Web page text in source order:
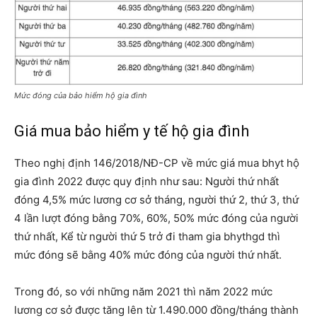
Mức đóng của bảo hiểm hộ gia đình
Giá mua bảo hiểm y tế hộ gia đình
Theo nghị định 146/2018/NĐ-CP về mức giá mua bhyt hộ
gia đình 2022 được quy định như sau: Người thứ nhất
đóng 4,5% mức lương cơ sở tháng, người thứ 2, thứ 3, thứ
4 lần lượt đóng bằng 70%, 60%, 50% mức đóng của người
thứ nhất, Kể từ người thứ 5 trở đi tham gia bhythgd thì
mức đóng sẽ bằng 40% mức đóng của người thứ nhất.
Trong đó, so với những năm 2021 thì năm 2022 mức
lương cơ sở được tăng lên từ 1.490.000 đồng/tháng thành